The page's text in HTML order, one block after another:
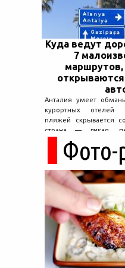
Куда ведут
7
Анталия умеет
курортных отелей
пляжей скрывается
страна — дикая,
древние руины
горные дороги ведут
не расскажет ни один
Фото-